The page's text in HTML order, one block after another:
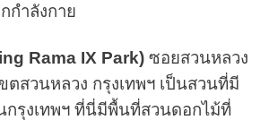
กำลังกาย
Rama IX Park) ซอยสวนหลวง
ตสวนหลวง กรุงเทพฯ เป็นสวนที่มี
รุงเทพฯ ที่นี่มีพื้นที่สวนดอกไม้ที่